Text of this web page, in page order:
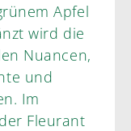
Apfel
wird die
Nuancen,
und
Im
Fleurant